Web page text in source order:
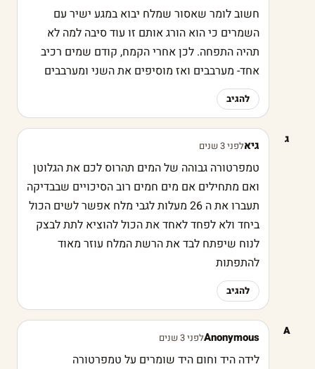
חשוב לומר שאסור שמלח יבוא במגע ישיר עם
השמרים כי הוא הורג אותם זו עוד סיבה למה לא
תהיה התפחה. לכן אחרי הקמח, קודם שמים רכיב
אחד- מערבבים ואז מוסיפים את השני ומערבבים
להגיב
ג גיאלפני 3 שנים
טמפרטורה גבוהה של המים תהרוס לכם את הגלוטן
ואם מתחילים אם מים חמים רוב הסיכויים שבבדיקה
תעברו את ה 26 מעלות לגבי מלח אפשר לשים הכול
ביחד ולא לפחד לאחד את הכול להוציא לתת לבצק
לנוח שיפתח לבד את הרשת המלח עוזר מאוד
להתפתות
להגיב
A
Anonymousלפני 3 שנים
לידה היד וחום היד שומרים על טמפרטורה